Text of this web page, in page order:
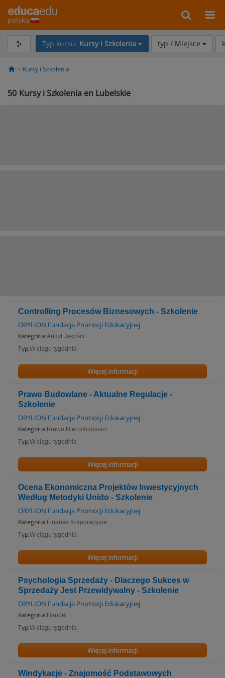
polska
Typ kursu: Kursy i Szkolenia typ / Miejsce
Kursy i Szkolenia
50 Kursy i Szkolenia en Lubelskie
Controlling Procesów Biznesowych - Szkolenie
ORYLION Fundacja Promocji Edukacyjnej
Kategoria:Audyt Jakości
Typ:W ciągu tygodnia
Więcej informacji
Prawo Budowlane - Aktualne Regulacje -
Szkolenie
ORYLION Fundacja Promocji Edukacyjnej
Kategoria: Prawo Nieruchomości
Typ:W ciągu tygodnia
Więcej informacji
Ocena Ekonomiczna Projektów Inwestycyjnych
Według Metodyki Unido - Szkolenie
ORYLION Fundacja Promocji Edukacyjnej
Kategoria: Finanse Korporacyjne
Typ:W ciągu tygodnia
Więcej informacji
Psychologia Sprzedaży - Dlaczego Sukces w
Sprzedaży Jest Przewidywalny - Szkolenie
ORYLION Fundacja Promocji Edukacyjnej
Kategoria: Handel
Typ:W ciągu tygodnia
Więcej informacji
Windykacje - Znajomość Podstawowych